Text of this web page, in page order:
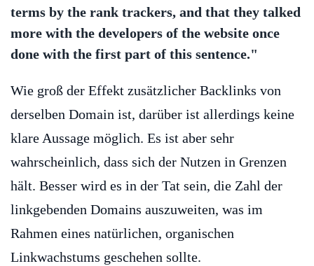
terms by the rank trackers, and that they talked
more with the developers of the website once
done with the first part of this sentence."
Wie groß der Effekt zusätzlicher Backlinks von
derselben Domain ist, darüber ist allerdings keine
klare Aussage möglich. Es ist aber sehr
wahrscheinlich, dass sich der Nutzen in Grenzen
hält. Besser wird es in der Tat sein, die Zahl der
linkgebenden Domains auszuweiten, was im
Rahmen eines natürlichen, organischen
Linkwachstums geschehen sollte.